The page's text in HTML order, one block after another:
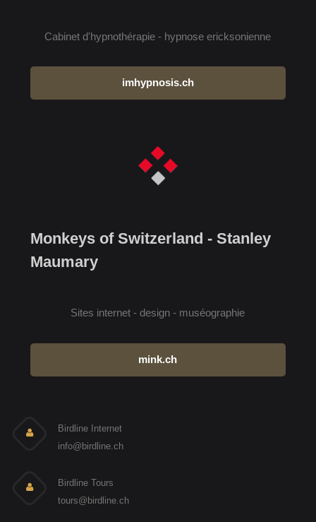
Cabinet d'hypnothérapie - hypnose ericksonienne
imhypnosis.ch
Monkeys of Switzerland - Stanley
Maumary
Sites internet - design - muséographie
mink.ch
Birdline Internet
info@birdline.ch
Birdline Tours
tours@birdline.ch